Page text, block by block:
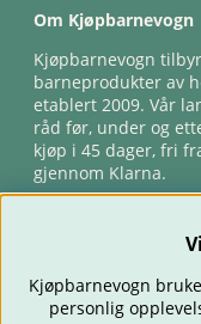
Om Kjøpbarnevogn
Kjøpbarnevogn
barneprodukter av
etablert 2009. Vår
råd før, under og
kjøp i 45 dager, fri
gjennom Klarna.
Kjøpbarnevogn
personlig